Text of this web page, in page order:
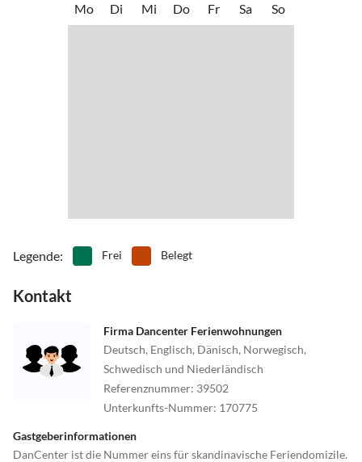
Mo
Di Mi Do Fr Sa So
Legende: Frei Belegt
Kontakt
Firma Dancenter Ferienwohnungen
Deutsch, Englisch, Dänisch, Norwegisch,
Schwedisch und Niederländisch
Referenznummer: 39502
Unterkunfts-Nummer: 170775
Gastgeberinformationen
DanCenter ist die Nummer eins für skandinavische Feriendomizile.